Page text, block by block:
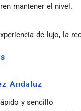
mantener el nivel.
de lujo, la
Andaluz
y sencillo